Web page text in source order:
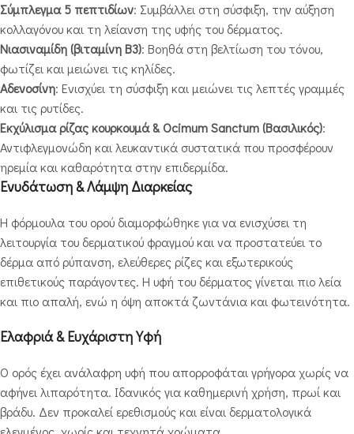
Σύμπλεγμα 5 πεπτιδίων: Συμβάλλει στη σύσφιξη, την αύξηση
κολλαγόνου και τη λείανση της υφής του δέρματος.
Νιασιναμίδη (βιταμίνη Β3): Βοηθά στη βελτίωση του τόνου,
φωτίζει και μειώνει τις κηλίδες.
Αδενοσίνη: Ενισχύει τη σύσφιξη και μειώνει τις λεπτές γραμμές
και τις ρυτίδες.
Εκχύλισμα ρίζας κουρκουμά & Ocimum Sanctum (Βασιλικός):
Αντιφλεγμονώδη και λευκαντικά συστατικά που προσφέρουν
ηρεμία και καθαρότητα στην επιδερμίδα.
Ενυδάτωση & Λάμψη Διαρκείας
Η φόρμουλα του ορού διαμορφώθηκε για να ενισχύσει τη
λειτουργία του δερματικού φραγμού και να προστατεύει το
δέρμα από ρύπανση, ελεύθερες ρίζες και εξωτερικούς
επιθετικούς παράγοντες. Η υφή του δέρματος γίνεται πιο λεία
και πιο απαλή, ενώ η όψη αποκτά ζωντάνια και φωτεινότητα.
Ελαφριά & Ευχάριστη Υφή
Ο ορός έχει ανάλαφρη υφή που απορροφάται γρήγορα χωρίς να
αφήνει λιπαρότητα. Ιδανικός για καθημερινή χρήση, πρωί και
βράδυ. Δεν προκαλεί ερεθισμούς και είναι δερματολογικά